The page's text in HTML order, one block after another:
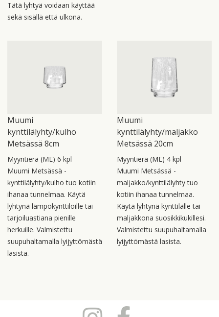
Tätä lyhtyä voidaan käyttää
sekä sisällä että ulkona.
Muumi
kynttilälyhty/kulho
Metsässä 8cm
Myyntierä (ME) 6 kpl
Muumi Metsässä -
kynttilälyhty/kulho tuo kotiin
ihanaa tunnelmaa. Käytä
lyhtynä lämpökynttilöille tai
tarjoiluastiana pienille
herkuille. Valmistettu
suupuhaltamalla lyijyttömästä
lasista.
Muumi
kynttilälyhty/maljakko
Metsässä 20cm
Myyntierä (ME) 4 kpl
Muumi Metsässä -
maljakko/kynttilälyhty tuo
kotiin ihanaa tunnelmaa.
Käytä lyhtynä kynttilälle tai
maljakkona suosikkikukillesi.
Valmistettu suupuhaltamalla
lyijyttömästä lasista.